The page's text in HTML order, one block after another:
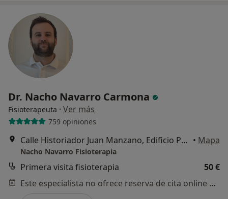
Dr. Nacho Navarro Carmona
Fisioterapeuta · Ver más
759 opiniones
Calle Historiador Juan Manzano, Edificio Palmera Center, Portal 2, Oficina 53., Montequinto • Mapa
Nacho Navarro Fisioterapia
Primera visita fisioterapia
50 €
Este especialista no ofrece reserva de cita online en esta dirección.